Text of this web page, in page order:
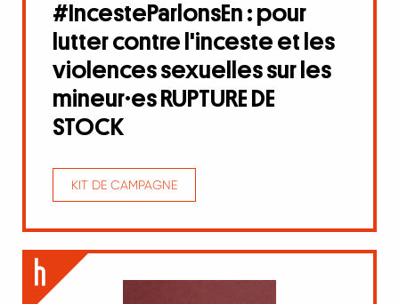
#IncesteParlonsEn : pour
lutter contre l'inceste et les
violences sexuelles sur les
mineur·es RUPTURE DE
STOCK
KIT DE CAMPAGNE